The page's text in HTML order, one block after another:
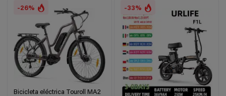
-26%
Bicicleta eléctrica Touroll MA2
-33%